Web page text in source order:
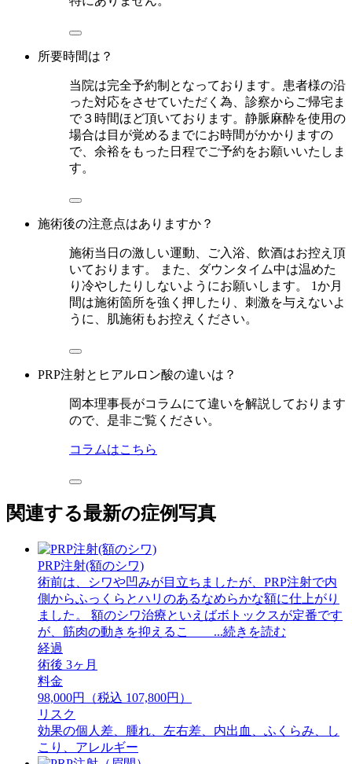
所要時間は？
当院は完全予約制となっております。患者様の沿
った対応をさせていただく為、診察からご帰宅ま
で３時間ほど頂いております。静脈麻酔を使用の
場合は目が覚めるまでにお時間がかかりますの
で、余裕をもった日程でご予約をお願いいたしま
す。
施術後の注意点はありますか？
施術当日の激しい運動、ご入浴、飲酒はお控え頂
いております。 また、ダウンタイム中は温めた
り冷やしたりしないようにお願いします。 1か月
間は施術箇所を強く押したり、刺激を与えないよ
うに、肌施術もお控えください。
PRP注射とヒアルロン酸の違いは？
岡本理事長がコラムにて違いを解説しております
ので、是非ご覧ください。
コラムはこちら
関連する最新の症例写真
PRP注射(額のシワ)
術前は、シワや凹みが目立ちましたが、PRP注射で内
側からふっくらとハリのあるなめらかな額に仕上がり
ました。 額のシワ治療といえばボトックスが定番です
が、筋肉の動きを抑えるこ ...続きを読む
経過
術後 3ヶ月
料金
98,000円（税込 107,800円）
リスク
効果の個人差、腫れ、左右差、内出血、ふくらみ、し
こり、アレルギー